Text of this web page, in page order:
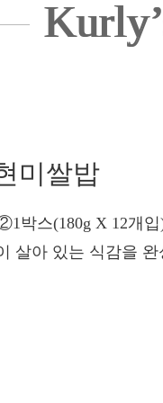
미쌀밥
박스(180g X 12개
살아 있는 식감을